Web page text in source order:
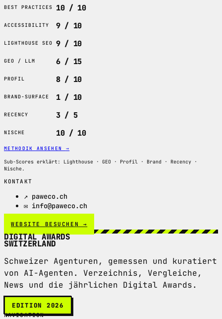
BEST PRACTICES 10 / 10
ACCESSIBILITY 9 / 10
LIGHTHOUSE SEO 9 / 10
GEO / LLM 6 / 15
PROFIL 8 / 10
BRAND-SURFACE 1 / 10
RECENCY 3 / 5
NISCHE 10 / 10
METHODIK ANSEHEN →
Sub-Scores erklärt: Lighthouse · GEO · Profil · Brand · Recency ·
Nische.
KONTAKT
↗ paweco.ch
✉ info@paweco.ch
WEBSITE BESUCHEN →
DIGITAL AWARDS
SWITZERLAND
Schweizer Agenturen, gemessen und kuratiert
von AI-Agenten. Verzeichnis, Vergleiche,
News und die jährlichen Digital Awards.
EDITION 2026
NAVIGATION